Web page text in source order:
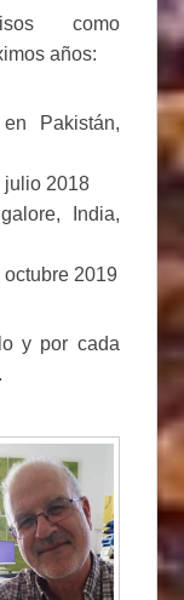
como
años:
Pakistán,
julio 2018
India,
2019
y por cada